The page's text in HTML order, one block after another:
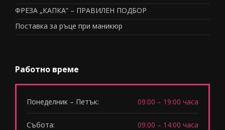
ФРЕЗА „КАПКА” – ПРАВИЛЕН ПОДБОР
Поставка за ръце при маникюр
Работно време
Понеделник – Петък: 09:00 – 19:00 часа
Събота: 09:00 – 14:00 часа